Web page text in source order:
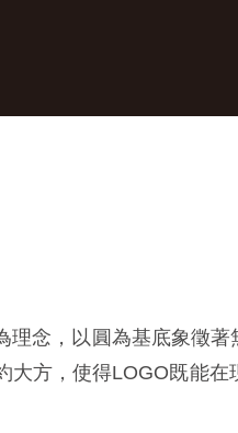
念，以圓為基底象徵
方，使得LOGO既能